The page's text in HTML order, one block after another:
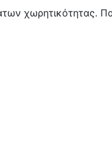
χωρητικότητας.